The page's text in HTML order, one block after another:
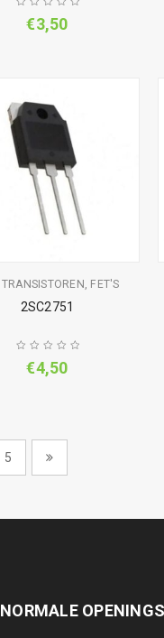
€3,50
TRANSISTOREN, FET'S
2SC2751
€4,50
5
NORMALE